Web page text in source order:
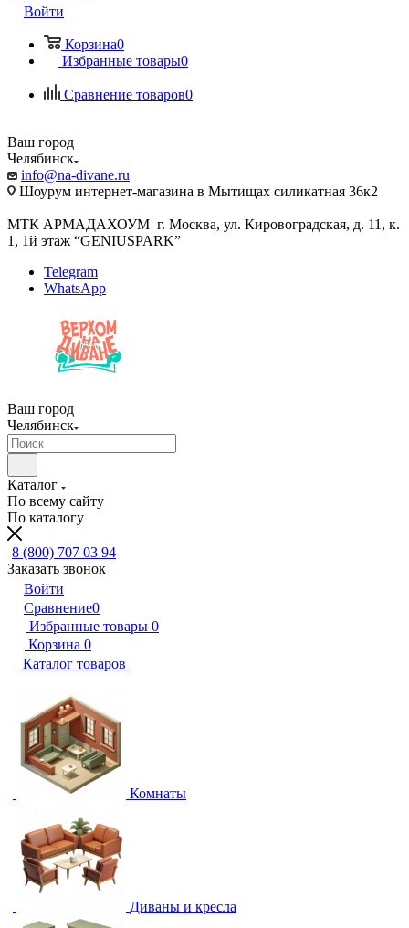
Войти
Корзина0
Избранные товары0
Сравнение товаров0
Ваш город
Челябинск
info@na-divane.ru
Шоурум интернет-магазина в Мытищах силикатная 36к2
МТК АРМАДАХОУМ г. Москва, ул. Кировоградская, д. 11, к.
1, 1й этаж “GENIUSPARK”
Telegram
WhatsApp
Ваш город
Челябинск
Каталог
По всему сайту
По каталогу
8 (800) 707 03 94
Заказать звонок
Войти
Сравнение0
Избранные товары 0
Корзина 0
Каталог товаров
Комнаты
Диваны и кресла